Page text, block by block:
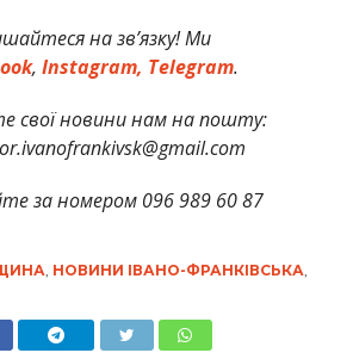
на зв’язку! Ми
,Instagram, Telegram.
свої новини нам на пошту:
за номером 096 989 60 87
НОВИНИ ІВАНО-ФРАНКІВСЬКА